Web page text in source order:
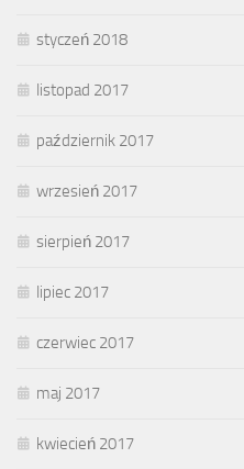
styczeń 2018
listopad 2017
październik 2017
wrzesień 2017
sierpień 2017
lipiec 2017
czerwiec 2017
maj 2017
kwiecień 2017